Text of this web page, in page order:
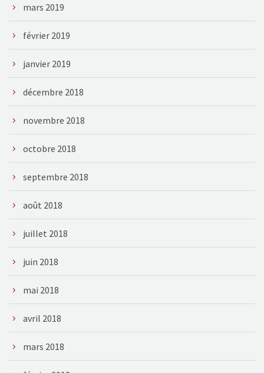
mars 2019
février 2019
janvier 2019
décembre 2018
novembre 2018
octobre 2018
septembre 2018
août 2018
juillet 2018
juin 2018
mai 2018
avril 2018
mars 2018